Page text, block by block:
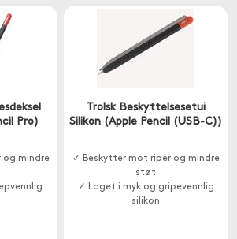
Pro)
og mindre
Trolsk Beskyttelsesetui
Silikon (Apple Pencil (USB-C))
✓ Beskytter mot riper og mindre
støt
✓ Laget i myk og gripevennlig
silikon